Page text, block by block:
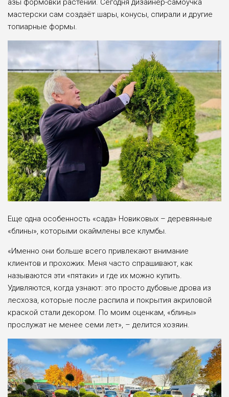
азы формовки растений. Сегодня дизайнер-самоучка
мастерски сам создаёт шары, конусы, спирали и другие
топиарные формы.
Еще одна особенность «сада» Новиковых – деревянные
«блины», которыми окаймлены все клумбы.
«Именно они больше всего привлекают внимание
клиентов и прохожих. Меня часто спрашивают, как
называются эти «пятаки» и где их можно купить.
Удивляются, когда узнают: это просто дубовые дрова из
лесхоза, которые после распила и покрытия акриловой
краской стали декором. По моим оценкам, «блины»
прослужат не менее семи лет», – делится хозяин.